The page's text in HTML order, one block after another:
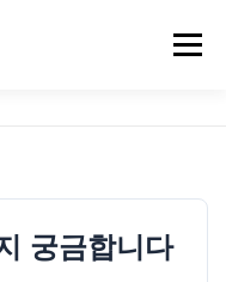
메뉴
궁금합니다